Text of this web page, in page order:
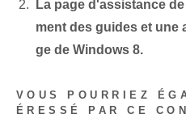
La page d'assistance
ment des guides et une
ge de Windows 8.
VOUS POURRIEZ
ÉRESSÉ PAR CE